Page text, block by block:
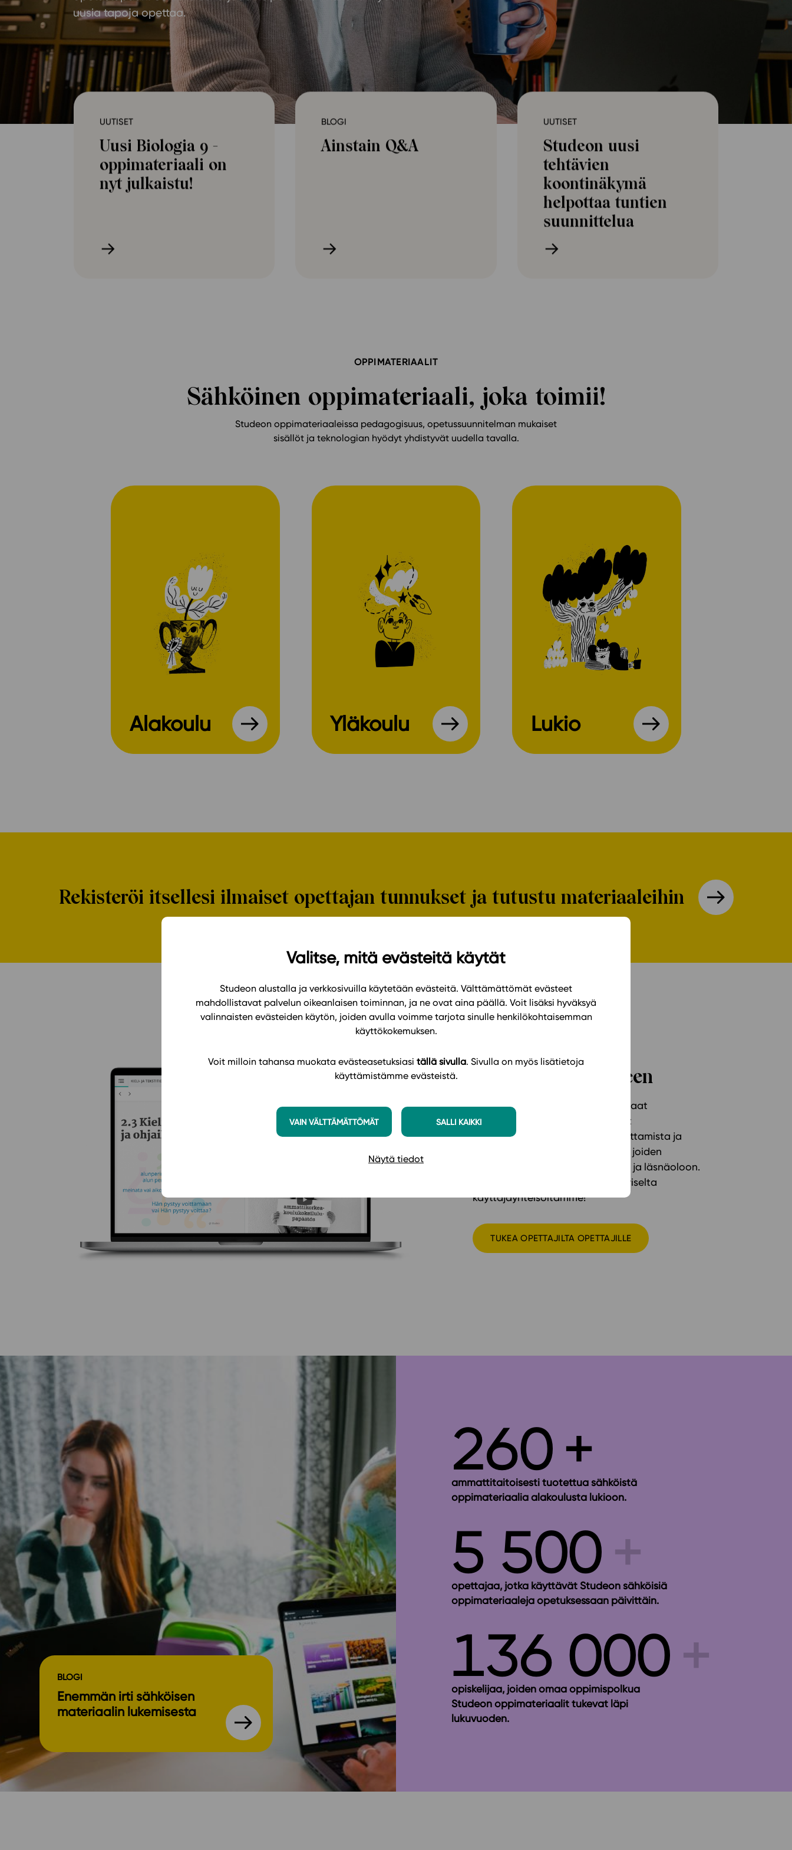
Valitse, mitä evästeitä käytät
Studeon alustalla ja verkkosivuilla käytetään evästeitä. Välttämättömät evästeet
mahdollistavat palvelun oikeanlaisen toiminnan, ja ne ovat aina päällä. Voit lisäksi hyväksyä
valinnaisten evästeiden käytön, joiden avulla voimme tarjota sinulle henkilökohtaisemman
käyttökokemuksen.
Voit milloin tahansa muokata evästeasetuksiasi tällä sivulla. Sivulla on myös lisätietoja
käyttämistämme evästeistä.
VAIN VÄLTTÄMÄTTÖMÄT SALLI KAIKKI
Näytä tiedot
KIRJAUDU Yläkoulu
Oppiainesarjat
Oppimateriaalit
Yläkoulun lisenssit
Hinnasto
Tilaa
Oppikirjailijat
Tietoa meistä
Eettiset periaatteet
tekoälyn käyttöön
uusia tapoja opettaa.
UUTISET
Uusi Biologia 9 -
oppimateriaali on
nyt julkaistu!
BLOGI
Ainstain Q&A
UUTISET
Studeon uusi
tehtävien
koontinäkymä
helpottaa tuntien
suunnittelua
OPPIMATERIAALIT
Sähköinen oppimateriaali, joka toimii!
Studeon oppimateriaaleissa pedagogisuus, opetussuunnitelman mukaiset
sisällöt ja teknologian hyödyt yhdistyvät uudella tavalla.
Alakoulu Yläkoulu Lukio
Rekisteröi itsellesi ilmaiset opettajan tunnukset ja tutustu materiaaleihin
Energiaa olennaiseen
Yhdessä tekemällä syntyvät parhaat
lopputulokset. Studeon sähköiset
oppimateriaalit ovat täynnä opettamista ja
oppimista tukevia ominaisuuksia, joiden
ansiosta aikaa jää kohtaamiseen ja läsnäoloon.
Vinkkejä ja apua saat myös aktiiviselta
käyttäjäyhteisöltämme!
TUKEA OPETTAJILTA OPETTAJILLE
BLOGI
Enemmän irti sähköisen
materiaalin lukemisesta
260
ammattitaitoisesti tuotettua sähköistä
oppimateriaalia alakoulusta lukioon.
5 500
opettajaa, jotka käyttävät Studeon sähköisiä
oppimateriaaleja opetuksessaan päivittäin.
136 000
opiskelijaa, joiden omaa oppimispolkua
Studeon oppimateriaalit tukevat läpi
lukuvuoden.